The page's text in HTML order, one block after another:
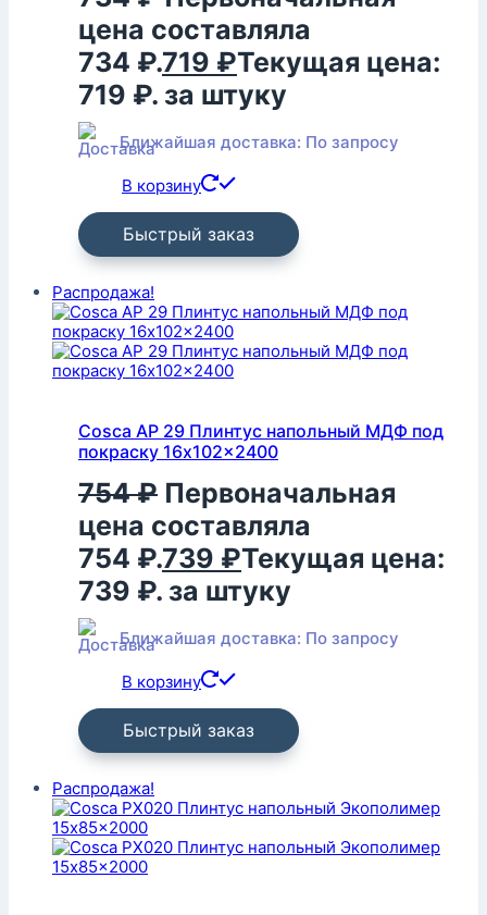
цена составляла
734 ₽.719 ₽Текущая цена:
719 ₽. за штуку
Ближайшая доставка: По запросу
В корзину
Быстрый заказ
Распродажа!
Cosca AP 29 Плинтус напольный МДФ под
покраску 16x102x2400
754₽ Первоначальная
цена составляла
754 ₽.739 ₽Текущая цена:
739 ₽. за штуку
Ближайшая доставка: По запросу
В корзину
Быстрый заказ
Распродажа!